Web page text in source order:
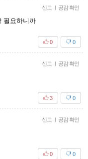
신고 | 공감 확인
필요하니까
0
0
신고 | 공감 확인
0
3
신고 | 공감 확인
0
0